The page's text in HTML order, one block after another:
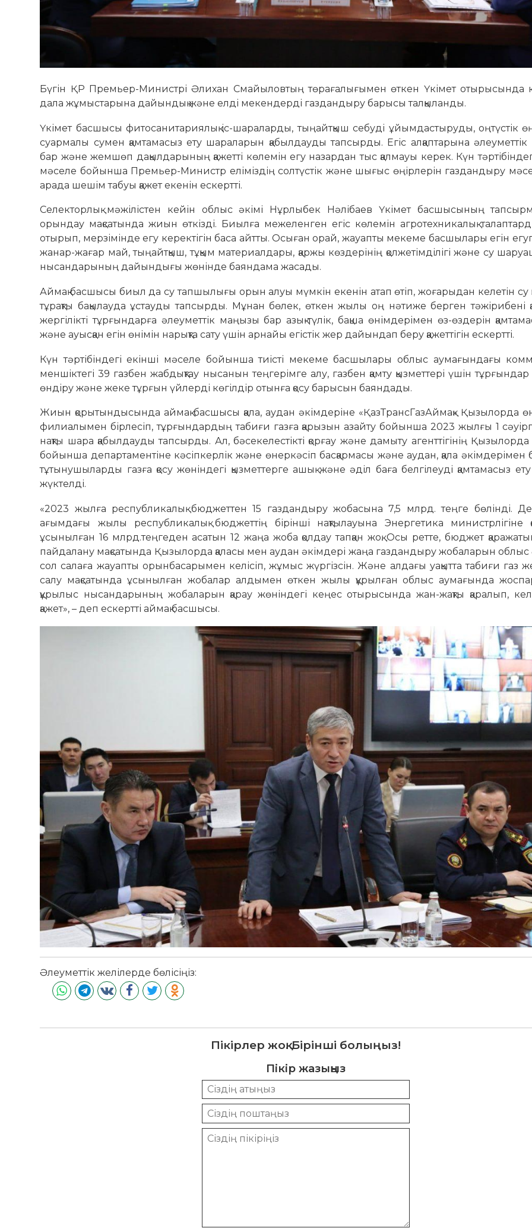
Бүгін ҚР Премьер-Министрі Әлихан Смайыловтың төрағалығымен өткен Үкімет отырысында
дала жұмыстарына дайындық және елді мекендерді газдандыру барысы талқыланды.
Үкімет басшысы фитосанитариялық іс-шараларды, тыңайтқыш себуді ұйымдастыруды, оңтүстік
суармалы сумен қамтамасыз ету шараларын қабылдауды тапсырды. Егіс алқаптарына
бар және жемшөп дақылдарының қажетті көлемінегу назардан тыс қалмауы керек. Күн
мәселе бойынша Премьер-Министр еліміздің солтүстік және шығыс өңірлерін газдандыру
арада шешім табуы қажет екенін ескертті.
Селекторлық мәжілістен кейін облыс әкімі Нұрлыбек Нәлібаев Үкімет басшысының
орындау мақсатында жиын өткізді. Биылға межеленген егіс көлемін агротехникалық
отырып, мерзімінде егу керектігін баса айтты. Осыған орай, жауапты мекеме басшылары егін егуге
жанар-жағар май, тыңайтқыш, тұқым материалдары, қаржы көздерінің қолжетімділігі және су
нысандарының дайындығы жөнінде баяндама жасады.
Аймақ басшысы биыл да су тапшылығы орын алуы мүмкін екенін атап өтіп, жоғарыдан келетін су
тұрақты бақылауда ұстауды тапсырды. Мұнан бөлек, өткен жылы оң нәтиже берген тәжірибені
жергілікті тұрғындарға әлеуметтік маңызы бар азық-түлік, бақша өнімдерімен өз-өздерін
және ауысқан егін өнімін нарықта сату үшін арнайы егістік жер дайындап беру қажеттігін ескертті.
Күн тәртібіндегі екінші мәселе бойынша тиісті мекеме басшылары облыс аумағындағы
меншіктегі 39 газбен жабдықтау нысанын теңгерімге алу, газбен қамту қызметтері үшін тұрғындар
өндіру және жеке тұрғын үйлерді көгілдір отынға қосу барысын баяндады.
Жиын қорытындысында аймақ басшысы қала, аудан әкімдеріне «ҚазТрансГазАймақ» Қызылорда
филиалымен бірлесіп, тұрғындардың табиғи газға қарызын азайту бойынша 2023 жылғы 1
нақты шара қабылдауды тапсырды. Ал, бәсекелестікті қорғау және дамыту агенттігінің
бойынша департаментіне кәсіпкерлік және өнеркәсіп басқармасы және аудан, қала әкімдерімен
тұтынушыларды газға қосу жөніндегі қызметтерге ашық және әділ баға белгілеуді қамтамасыз ету
жүктелді.
«2023 жылға республикалық бюджеттен 15 газдандыру жобасына 7,5 млрд. теңге бөлінді.
ағымдағы жылы республикалық бюджеттің бірінші нақтылауына Энергетика министрлігіне
ұсынылған 16 млрд.теңгеден асатын 12 жаңа жоба қолдау тапқан жоқ. Осы ретте, бюджет
пайдалану мақсатында Қызылорда қаласы мен аудан әкімдері жаңа газдандыру жобаларын облыс
сол салаға жауапты орынбасарымен келісіп, жұмыс жүргізсін. Және алдағы уақытта табиғи газ
салу мақсатында ұсынылған жобалар алдымен өткен жылы құрылған облыс аумағында
құрылыс нысандарының жобаларын қарау жөніндегі кеңес отырысында жан-жақты қаралып,
қажет», – деп ескертті аймақ басшысы.
Әлеуметтік желілерде бөлісіңіз:
Пікірлер жоқ. Бірінші болыңыз!
Пікір жазыңыз